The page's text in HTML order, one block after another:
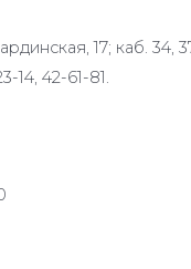
17; каб. 34,
14, 42-61-81.